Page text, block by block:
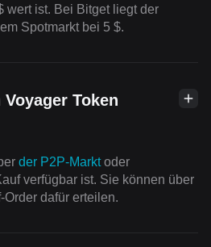
wert ist. Bei Bitget liegt der
Spotmarkt bei 5 $.
Token
der P2P-Marktoder
verfügbar ist. Sie können über
dafür erteilen.